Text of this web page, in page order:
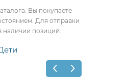
Вы покупаете
Для отправки
позиций.